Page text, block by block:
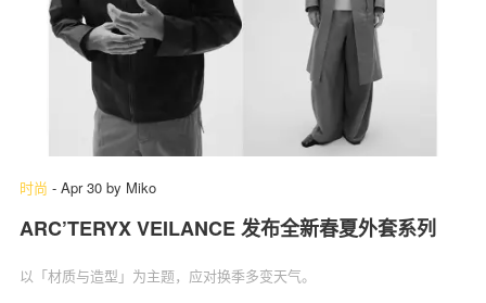
时尚 - Apr 30 by Miko
ARC’TERYX VEILANCE 发布全新春夏外套系列
以「材质与造型」为主题，应对换季多变天气。